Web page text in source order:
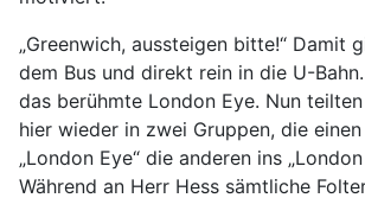
„Greenwich, aussteigen bitte!“ Damit
dem Bus und direkt rein in die U-
das berühmte London Eye. Nun
hier wieder in zwei Gruppen, die
„London Eye“ die anderen ins „London
Während an Herr Hess sämtliche